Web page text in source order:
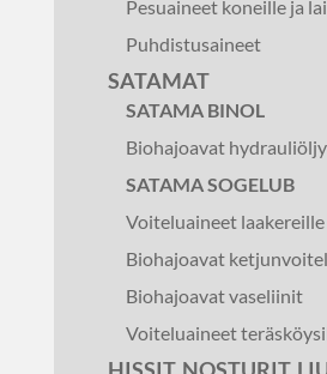
Pesuaineet koneille ja
Puhdistusaineet
SATAMAT
SATAMA BINOL
Biohajoavat
SATAMA SOGELUB
Voiteluaineet laakereille
Biohajoavat
Biohajoavat vaseliinit
Voiteluaineet